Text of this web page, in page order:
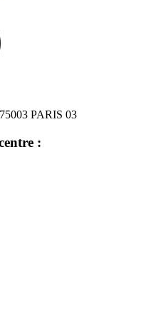
PARIS 03
: